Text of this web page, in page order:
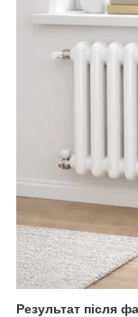
Результат після